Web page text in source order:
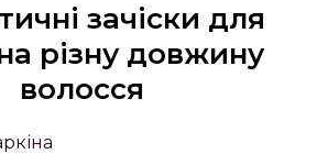
зачіски для
різну довжину
волосся